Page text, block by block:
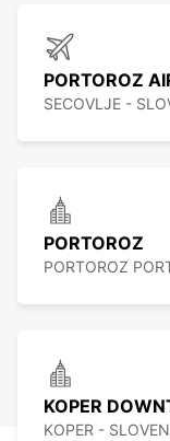
PORTOROZ
SECOVLJE -
PORTOROZ
PORTOROZ
KOPER
KOPER -